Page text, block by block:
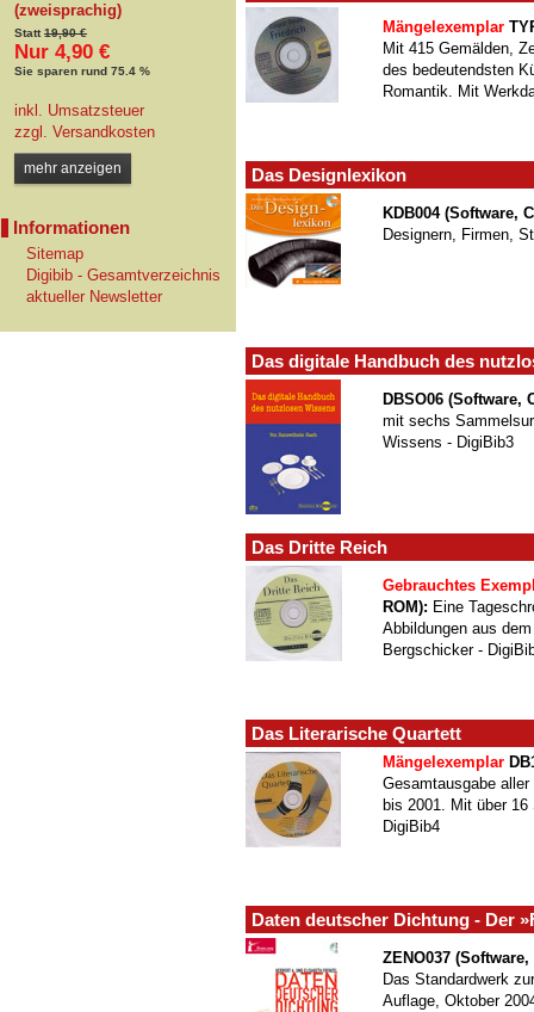
(zweisprachig)
Statt19,90 €
Nur 4,90 €
Sie sparen rund 75.4 %
inkl. Umsatzsteuer
zzgl. Versandkosten
mehr anzeigen
Informationen
Sitemap
Digibib - Gesamtverzeichnis
aktueller Newsletter
Mängelexemplar
Mit 415 Gemälden,
des bedeutendsten
Romantik. Mit
Das Designlexikon
KDB004 (Software,
Designern, Firmen,
Das digitale Handbuch des
DBSO06 (Software,
mit sechs
Wissens - DigiBib3
Das Dritte Reich
Gebrauchtes
ROM): Eine
Abbildungen aus
Bergschicker -
Das Literarische Quartett
Mängelexemplar
Gesamtausgabe
bis 2001. Mit über
DigiBib4
Daten deutscher Dichtung - Der
ZENO037 (Software,
Das Standardwerk
Auflage, Oktober